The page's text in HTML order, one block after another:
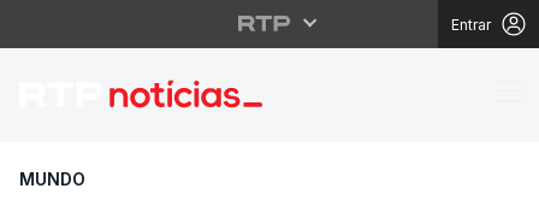
Entrar
SpaceX cancela voo
MUNDO